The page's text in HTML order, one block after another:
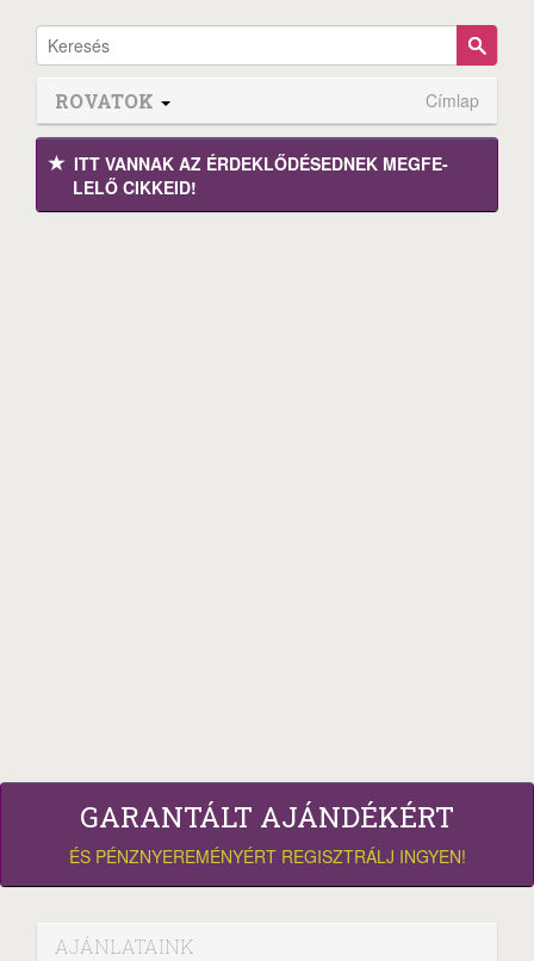
ROVATOK Címlap
ITT VANNAK AZ ÉRDEK­LŐDÉ­SEDNEK MEGFE­
LELŐ CIKKEID!
GARANTÁLT AJÁNDÉKÉRT
ÉS PÉNZNYEREMÉNYÉRT REGISZTRÁLJ INGYEN!
AJÁNLATAINK